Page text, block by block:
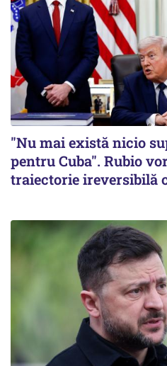
"Nu mai există nicio
pentru Cuba". Rubio
traiectorie ireversibilă